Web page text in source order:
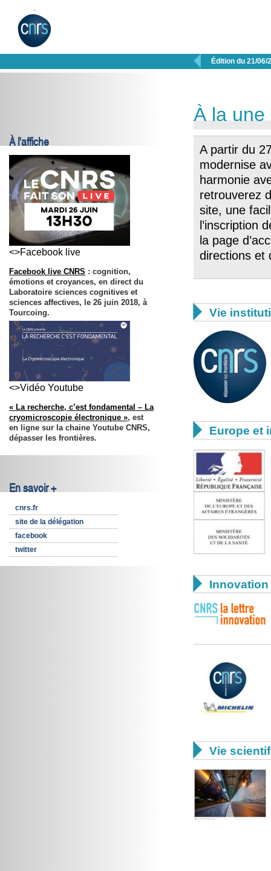
 Édition du 21/06/
À l'affiche
<>Facebook live
Facebook live CNRS : cognition,
émotions et croyances, en direct du
Laboratoire sciences cognitives et
sciences affectives, le 26 juin 2018, à
Tourcoing.
<>Vidéo Youtube
« La recherche, c’est fondamental – La
cryomicroscopie électronique », est
en ligne sur la chaine Youtube CNRS,
dépasser les frontières.
En savoir +
cnrs.fr
site de la délégation
facebook
twitter
À la une
A partir du
modernise
harmonie
retrouverez
site, une
l’inscription
la page
directions et
 Vie
 Europe et

 Vie